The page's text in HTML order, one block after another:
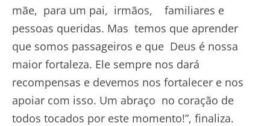
mãe, para um pai, irmãos, familiares e
pessoas queridas. Mas temos que aprender
que somos passageiros e que Deus é nossa
maior fortaleza. Ele sempre nos dará
recompensas e devemos nos fortalecer e nos
apoiar com isso. Um abraço no coração de
todos tocados por este momento!”, finaliza.